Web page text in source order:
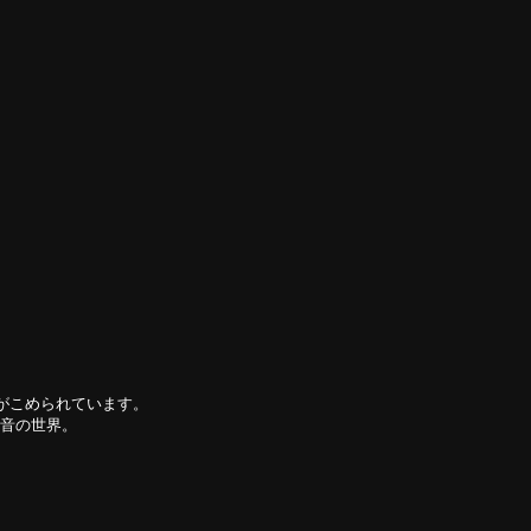
められています。
の世界。